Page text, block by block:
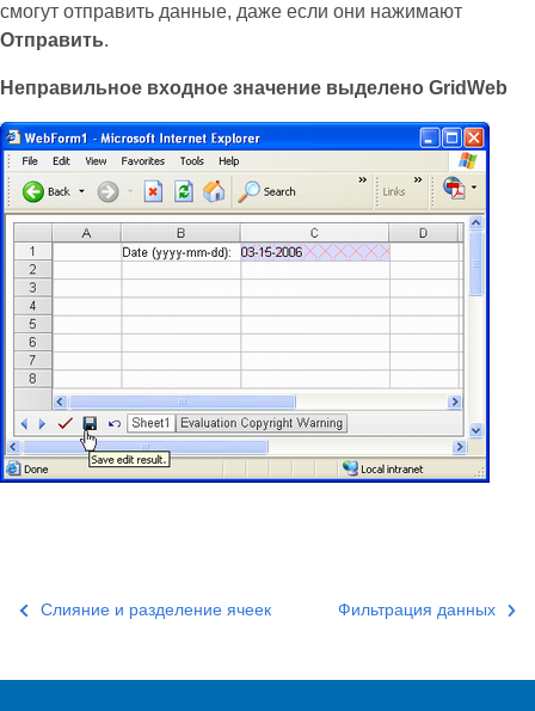
смогут отправить данные, даже если они нажимают
Отправить.
Неправильное входное значение выделено GridWeb
Слияние и разделение ячеек Фильтрация данных